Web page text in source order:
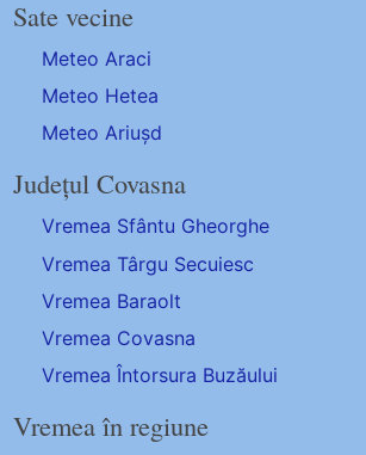
Sate vecine
Meteo Araci
Meteo Hetea
Meteo Ariușd
Județul Covasna
Vremea Sfântu Gheorghe
Vremea Târgu Secuiesc
Vremea Baraolt
Vremea Covasna
Vremea Întorsura Buzăului
Vremea în regiune